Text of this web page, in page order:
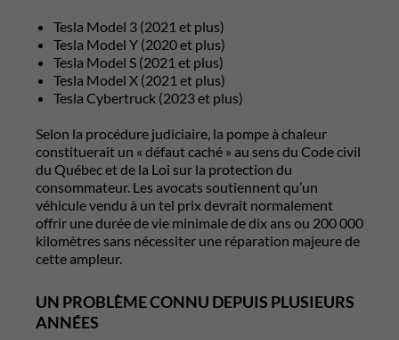
Tesla Model 3 (2021 et plus)
Tesla Model Y (2020 et plus)
Tesla Model S (2021 et plus)
Tesla Model X (2021 et plus)
Tesla Cybertruck (2023 et plus)
Selon la procédure judiciaire, la pompe à chaleur
constituerait un « défaut caché » au sens du Code civil
du Québec et de la Loi sur la protection du
consommateur. Les avocats soutiennent qu’un
véhicule vendu à un tel prix devrait normalement
offrir une durée de vie minimale de dix ans ou 200 000
kilomètres sans nécessiter une réparation majeure de
cette ampleur.
UN PROBLÈME CONNU DEPUIS PLUSIEURS
ANNÉES